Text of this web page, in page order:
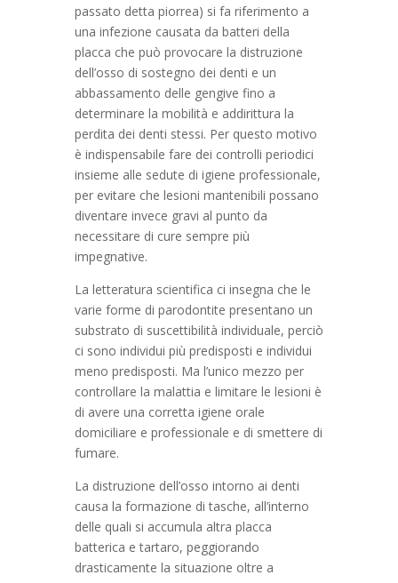
passato detta piorrea) si fa riferimento a
una infezione causata da batteri della
placca che può provocare la distruzione
dell’osso di sostegno dei denti e un
abbassamento delle gengive fino a
determinare la mobilità e addirittura la
perdita dei denti stessi. Per questo motivo
è indispensabile fare dei controlli periodici
insieme alle sedute di igiene professionale,
per evitare che lesioni mantenibili possano
diventare invece gravi al punto da
necessitare di cure sempre più
impegnative.
La letteratura scientifica ci insegna che le
varie forme di parodontite presentano un
substrato di suscettibilità individuale, perciò
ci sono individui più predisposti e individui
meno predisposti. Ma l’unico mezzo per
controllare la malattia e limitare le lesioni è
di avere una corretta igiene orale
domiciliare e professionale e di smettere di
fumare.
La distruzione dell’osso intorno ai denti
causa la formazione di tasche, all’interno
delle quali si accumula altra placca
batterica e tartaro, peggiorando
drasticamente la situazione oltre a